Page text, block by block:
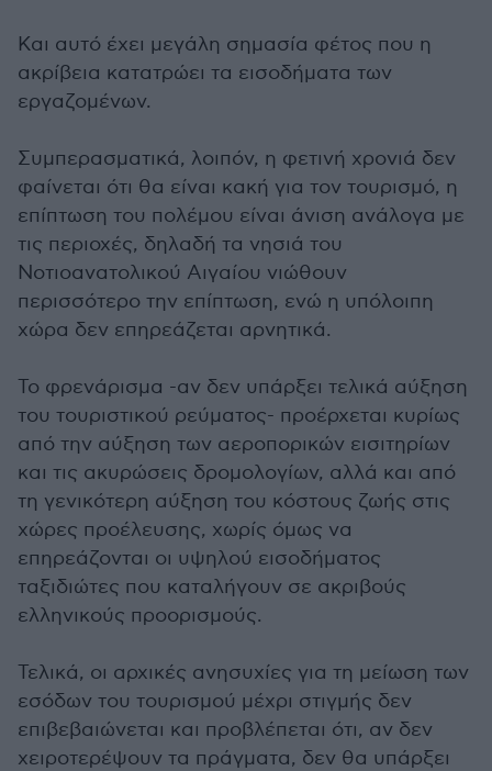
Και αυτό έχει μεγάλη σημασία φέτος που η
ακρίβεια κατατρώει τα εισοδήματα των
εργαζομένων.
Συμπερασματικά, λοιπόν, η φετινή χρονιά δεν
φαίνεται ότι θα είναι κακή για τον τουρισμό, η
επίπτωση του πολέμου είναι άνιση ανάλογα με
τις περιοχές, δηλαδή τα νησιά του
Νοτιοανατολικού Αιγαίου νιώθουν
περισσότερο την επίπτωση, ενώ η υπόλοιπη
χώρα δεν επηρεάζεται αρνητικά.
Το φρενάρισμα -αν δεν υπάρξει τελικά αύξηση
του τουριστικού ρεύματος- προέρχεται κυρίως
από την αύξηση των αεροπορικών εισιτηρίων
και τις ακυρώσεις δρομολογίων, αλλά και από
τη γενικότερη αύξηση του κόστους ζωής στις
χώρες προέλευσης, χωρίς όμως να
επηρεάζονται οι υψηλού εισοδήματος
ταξιδιώτες που καταλήγουν σε ακριβούς
ελληνικούς προορισμούς.
Τελικά, οι αρχικές ανησυχίες για τη μείωση των
εσόδων του τουρισμού μέχρι στιγμής δεν
επιβεβαιώνεται και προβλέπεται ότι, αν δεν
χειροτερέψουν τα πράγματα, δεν θα υπάρξει